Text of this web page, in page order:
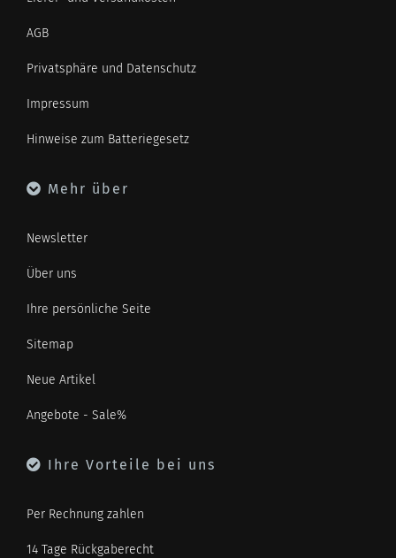
AGB
Privatsphäre und Datenschutz
Impressum
Hinweise zum Batteriegesetz
Mehr über
Newsletter
Über uns
Ihre persönliche Seite
Sitemap
Neue Artikel
Angebote - Sale%
Ihre Vorteile bei uns
Per Rechnung zahlen
14 Tage Rückgaberecht